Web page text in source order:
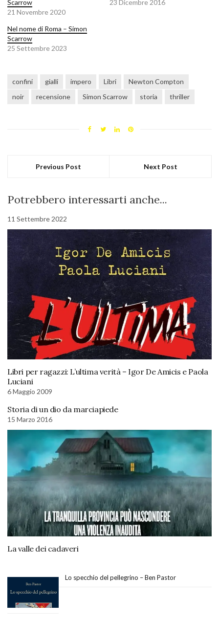
Scarrow
21 Novembre 2020
23 Dicembre 2016
Nel nome di Roma – Simon
Scarrow
25 Settembre 2023
confini gialli impero Libri
Newton Compton
noir
recensione Simon Scarrow storia thriller
Previous Post Next Post
Potrebbero interessarti anche...
11 Settembre 2022
Libri per ragazzi: L’ultima verità – Igor De Amicis e Paola
Luciani
6 Maggio 2009
Storia di un dio da marciapiede
15 Marzo 2016
La valle dei cadaveri
Lo specchio del pellegrino – Ben Pastor